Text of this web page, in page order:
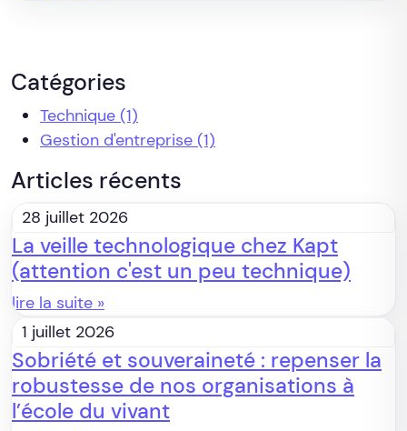
Catégories
Technique (1)
Gestion d'entreprise (1)
Articles récents
28 juillet 2026
La veille technologique chez Kapt
(attention c'est un peu technique)
lire la suite »
1 juillet 2026
Sobriété et souveraineté : repenser la
robustesse de nos organisations à
l’école du vivant